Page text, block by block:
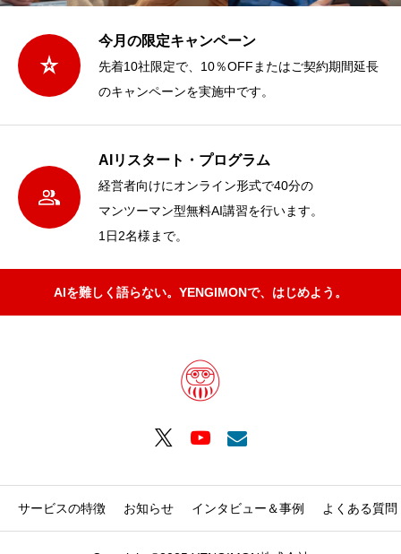
今月の限定キャンペーン
先着10社限定で、10％OFFまたはご契約期間延長
のキャンペーンを実施中です。
AIリスタート・プログラム
経営者向けにオンライン形式で40分の
マンツーマン型無料AI講習を行います。
1日2名様まで。
AIを難しく語らない。YENGIMONで、はじめよう。
サービスの特徴 お知らせ インタビュー＆事例 よくある質問